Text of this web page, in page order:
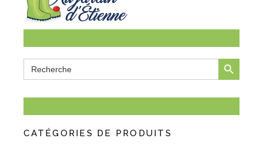
Search
for:
SEARCH BUTTON
CATÉGORIES DE PRODUITS